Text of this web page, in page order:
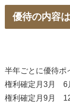
優待の内容
半年ごとに優待ポ
権利確定月3月 6
権利確定月9月